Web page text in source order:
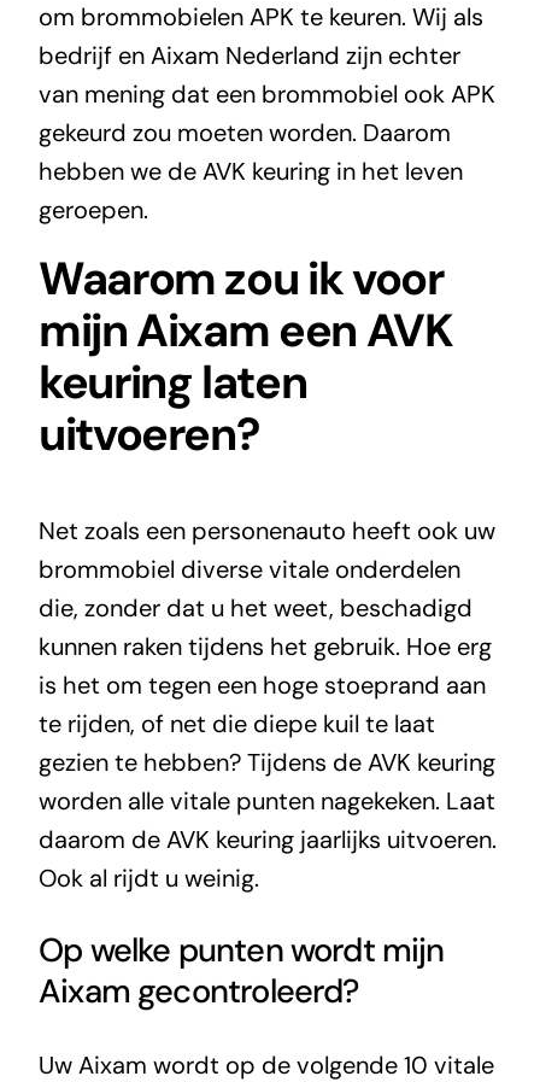
om brommobielen APK te keuren. Wij als
bedrijf en Aixam Nederland zijn echter
van mening dat een brommobiel ook APK
gekeurd zou moeten worden. Daarom
hebben we de AVK keuring in het leven
geroepen.
Waarom zou ik voor
mijn Aixam een AVK
keuring laten
uitvoeren?
Net zoals een personenauto heeft ook uw
brommobiel diverse vitale onderdelen
die, zonder dat u het weet, beschadigd
kunnen raken tijdens het gebruik. Hoe erg
is het om tegen een hoge stoeprand aan
te rijden, of net die diepe kuil te laat
gezien te hebben? Tijdens de AVK keuring
worden alle vitale punten nagekeken. Laat
daarom de AVK keuring jaarlijks uitvoeren.
Ook al rijdt u weinig.
Op welke punten wordt mijn
Aixam gecontroleerd?
Uw Aixam wordt op de volgende 10 vitale